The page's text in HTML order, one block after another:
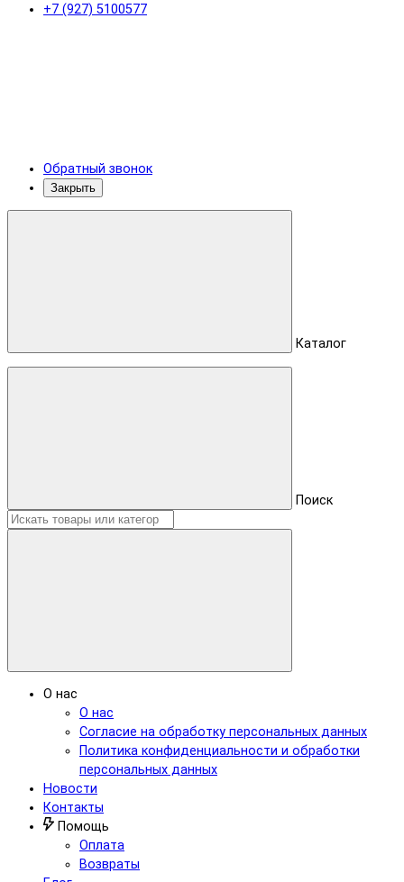
+7 (927) 5100577
Обратный звонок
Закрыть
Каталог
Поиск
О нас
О нас
Согласие на обработку персональных данных
Политика конфиденциальности и обработки
персональных данных
Новости
Контакты
Помощь
Оплата
Возвраты